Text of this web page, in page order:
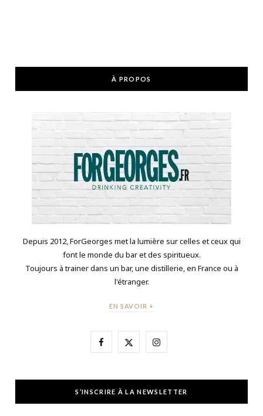
À PROPOS
Depuis 2012, ForGeorges met la lumière sur celles et ceux qui
font le monde du bar et des spiritueux.
Toujours à trainer dans un bar, une distillerie, en France ou à
l'étranger.
EN SAVOIR +
F
e
X
w
I
t
S’INSCRIRE À LA NEWSLETTER